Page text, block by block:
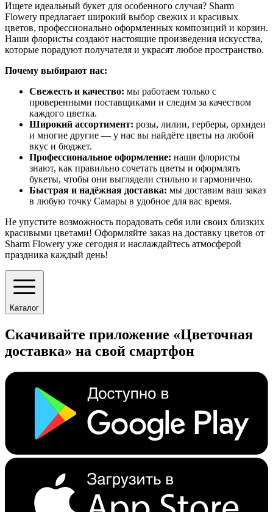
Ищете идеальный букет для особенного случая? Sharm
Flowery предлагает широкий выбор свежих и красивых
цветов, профессионально оформленных композиций и корзин.
Наши флористы создают настоящие произведения искусства,
которые порадуют получателя и украсят любое пространство.
Почему выбирают нас:
Свежесть и качество: мы работаем только с
проверенными поставщиками и следим за качеством
каждого цветка.
Широкий ассортимент: розы, лилии, герберы, орхидеи
и многие другие — у нас вы найдёте цветы на любой
вкус и бюджет.
Профессиональное оформление: наши флористы
знают, как правильно сочетать цветы и оформлять
букеты, чтобы они выглядели стильно и гармонично.
Быстрая и надёжная доставка: мы доставим ваш заказ
в любую точку Самары в удобное для вас время.
Не упустите возможность порадовать себя или своих близких
красивыми цветами! Оформляйте заказ на доставку цветов от
Sharm Flowery уже сегодня и наслаждайтесь атмосферой
праздника каждый день!
Каталог
Скачивайте приложение «Цветочная
доставка» на свой смартфон